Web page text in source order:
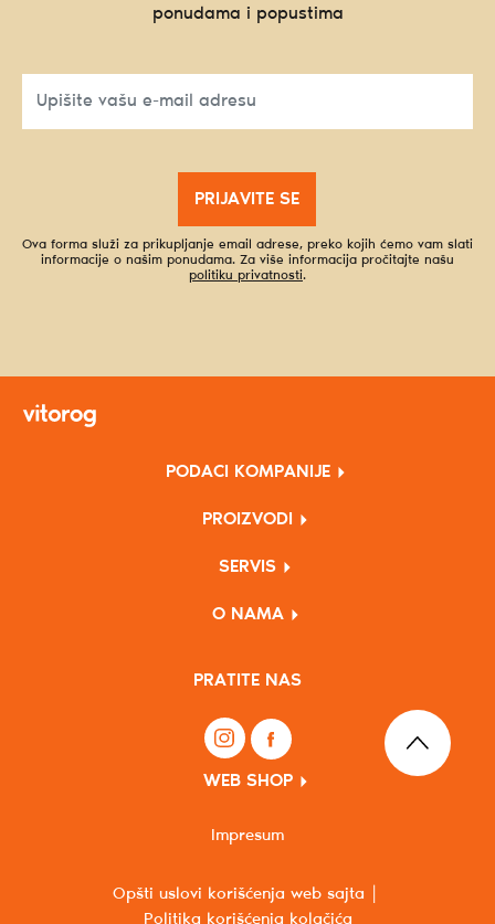
ponudama i popustima
PRIJAVITE SE
Ova forma služi za prikupljanje email adrese, preko kojih ćemo vam slati
informacije o našim ponudama. Za više informacija pročitajte našu
politiku privatnosti.
PODACI KOMPANIJE
PROIZVODI
SERVIS
O NAMA
PRATITE NAS
WEB SHOP
Opšti uslovi korišćenja web sajta
Politika korišćenja kolačića
Impresum